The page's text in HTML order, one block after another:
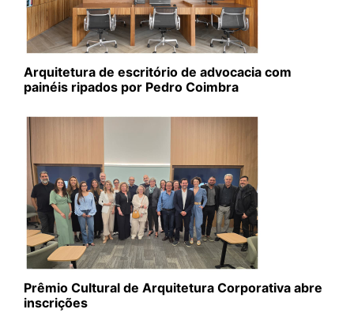
Arquitetura de escritório de advocacia com
painéis ripados por Pedro Coimbra
Prêmio Cultural de Arquitetura Corporativa abre
inscrições